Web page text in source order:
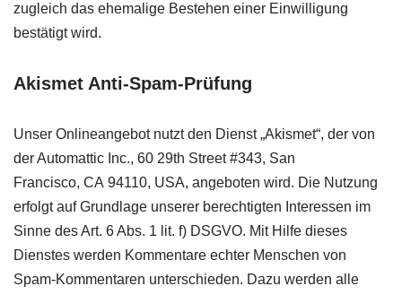
zugleich das ehemalige Bestehen einer Einwilligung
bestätigt wird.
Akismet Anti-Spam-Prüfung
Unser Onlineangebot nutzt den Dienst „Akismet“, der von
der Automattic Inc., 60 29th Street #343, San
Francisco, CA 94110, USA, angeboten wird. Die Nutzung
erfolgt auf Grundlage unserer berechtigten Interessen im
Sinne des Art. 6 Abs. 1 lit. f) DSGVO. Mit Hilfe dieses
Dienstes werden Kommentare echter Menschen von
Spam-Kommentaren unterschieden. Dazu werden alle